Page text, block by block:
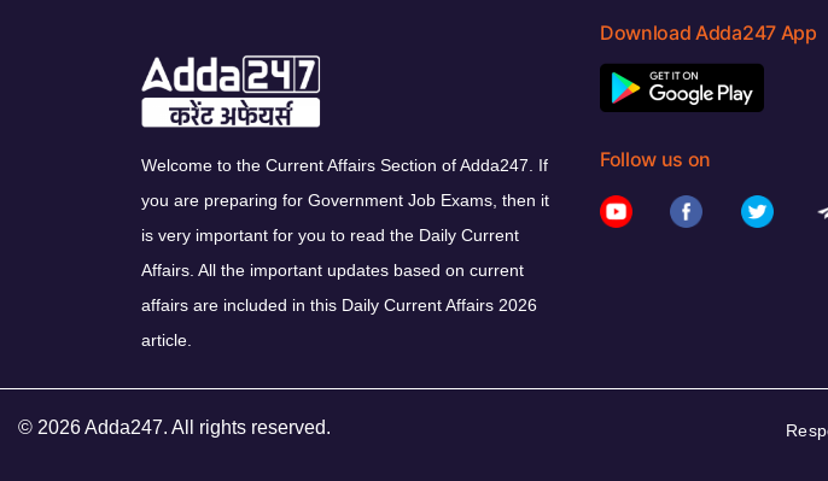
Welcome to the Current Affairs Section of Adda247. If
you are preparing for Government Job Exams, then it
is very important for you to read the Daily Current
Affairs. All the important updates based on current
affairs are included in this Daily Current Affairs 2026
article.
Download Adda247 App
Follow us on
© 2026 Adda247. All rights reserved.